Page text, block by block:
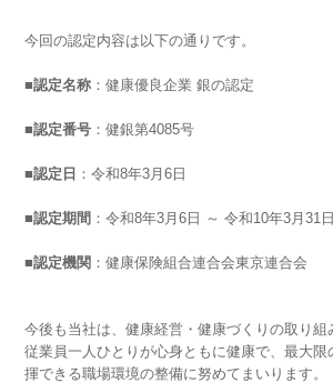
今回の認定内容は以下の通りです。
■認定名称 ：健康優良企業 銀の認定
■認定番号 ：健銀第4085号
■認定日 ：令和8年3月6日
■認定期間 ：令和8年3月6日 ～ 令和10年3月31日
■認定機関 ：健康保険組合連合会東京連合会
今後も当社は、健康経営・健康づくりの取り組
従業員一人ひとりが心身ともに健康で、最大限
揮できる職場環境の整備に努めてまいります。